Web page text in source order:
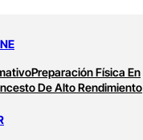
Preparación Física En
De Alto Rendimiento